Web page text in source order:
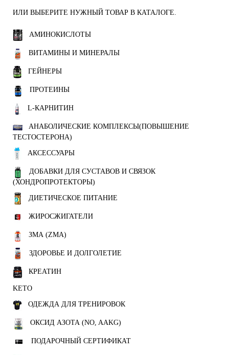
ИЛИ ВЫБЕРИТЕ НУЖНЫЙ ТОВАР В КАТАЛОГЕ.
АМИНОКИСЛОТЫ
ВИТАМИНЫ И МИНЕРАЛЫ
ГЕЙНЕРЫ
ПРОТЕИНЫ
L-КАРНИТИН
АНАБОЛИЧЕСКИЕ КОМПЛЕКСЫ(ПОВЫШЕНИЕ
ТЕСТОСТЕРОНА)
АКСЕССУАРЫ
ДОБАВКИ ДЛЯ СУСТАВОВ И СВЯЗОК
(ХОНДРОПРОТЕКТОРЫ)
ДИЕТИЧЕСКОЕ ПИТАНИЕ
ЖИРОСЖИГАТЕЛИ
ЗМА (ZMA)
ЗДОРОВЬЕ И ДОЛГОЛЕТИЕ
КРЕАТИН
KETO
ОДЕЖДА ДЛЯ ТРЕНИРОВОК
ОКСИД АЗОТА (NO, AAKG)
ПОДАРОЧНЫЙ СЕРТИФИКАТ